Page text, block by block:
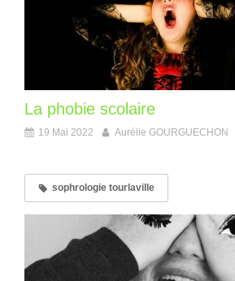
La phobie scolaire
19 Mai 2022 Aurélie GOURGUECHON
sophrologie tourlaville